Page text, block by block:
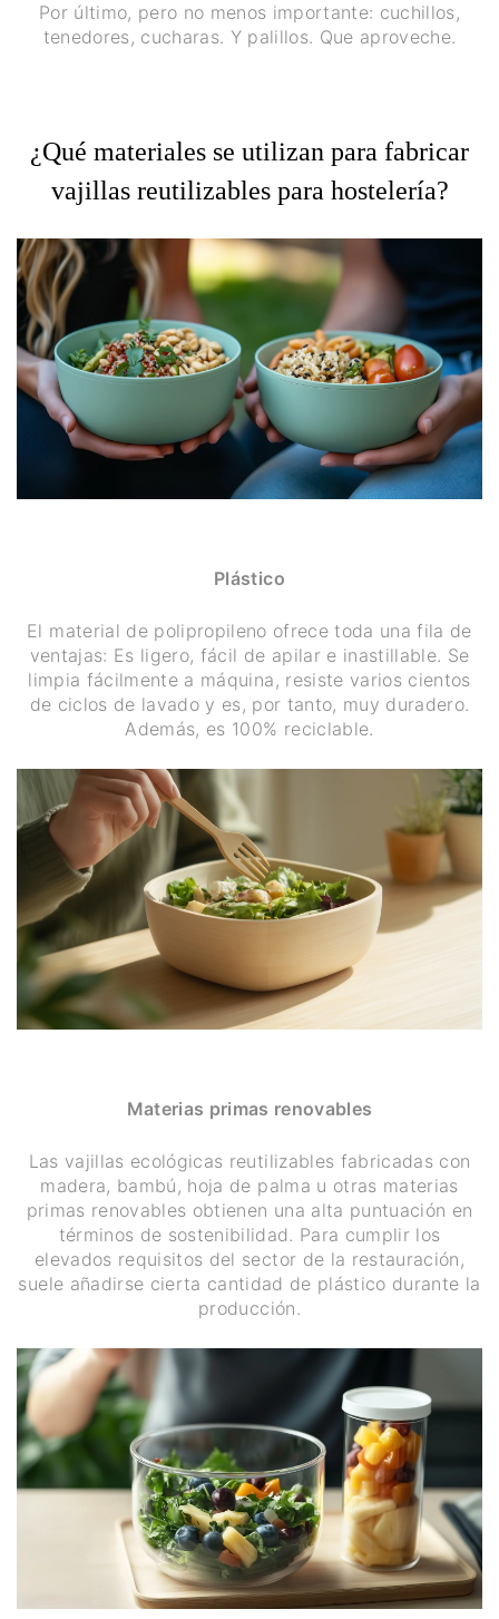
Por último, pero no menos importante: cuchillos,
tenedores, cucharas. Y palillos. Que aproveche.
¿Qué materiales se utilizan para fabricar
vajillas reutilizables para hostelería?
Plástico
El material de polipropileno ofrece toda una fila de
ventajas: Es ligero, fácil de apilar e inastillable. Se
limpia fácilmente a máquina, resiste varios cientos
de ciclos de lavado y es, por tanto, muy duradero.
Además, es 100% reciclable.
Materias primas renovables
Las vajillas ecológicas reutilizables fabricadas con
madera, bambú, hoja de palma u otras materias
primas renovables obtienen una alta puntuación en
términos de sostenibilidad. Para cumplir los
elevados requisitos del sector de la restauración,
suele añadirse cierta cantidad de plástico durante la
producción.